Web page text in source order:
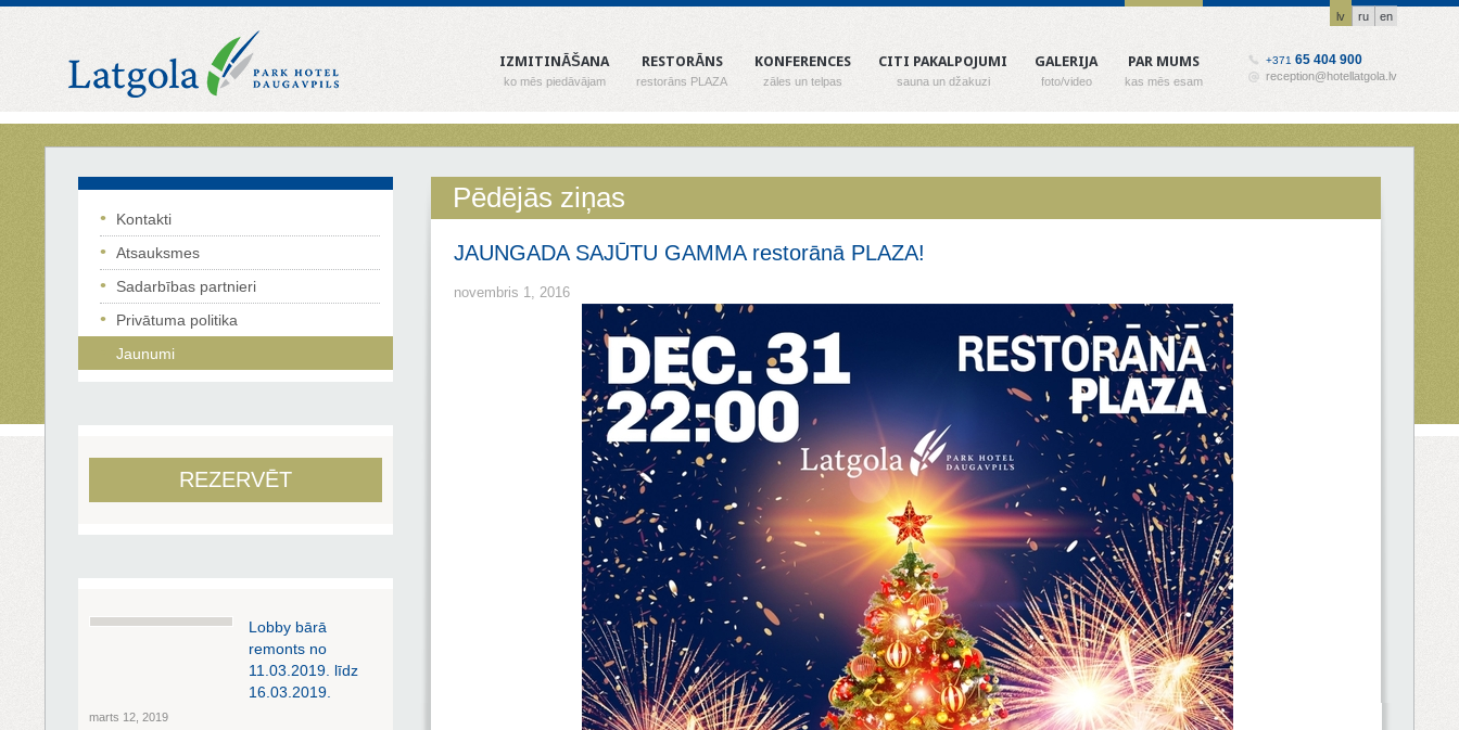
lv ru en
+371 65 404 900
reception@hotellatgola.lv
IZMITINĀŠANA
ko mēs piedāvājam
RESTORĀNS
restorāns PLAZA
KONFERENCES
zāles un telpas
CITI PAKALPOJUMI
sauna un džakuzi
GALERIJA
foto/video
PAR MUMS
kas mēs esam
Kontakti
Atsauksmes
Sadarbības partnieri
Privātuma politika
Jaunumi
REZERVĒT
Lobby bārā
remonts no
11.03.2019. līdz
16.03.2019.
marts 12, 2019
Pēdējās ziņas
JAUNGADA SAJŪTU GAMMA restorānā PLAZA!
novembris 1, 2016